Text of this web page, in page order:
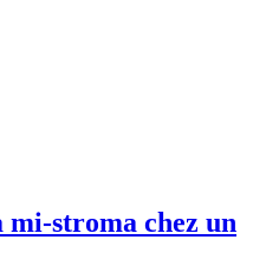
mi-stroma chez un